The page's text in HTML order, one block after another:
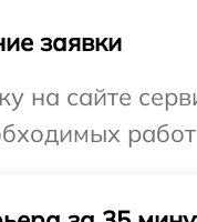
заявки
на сайте